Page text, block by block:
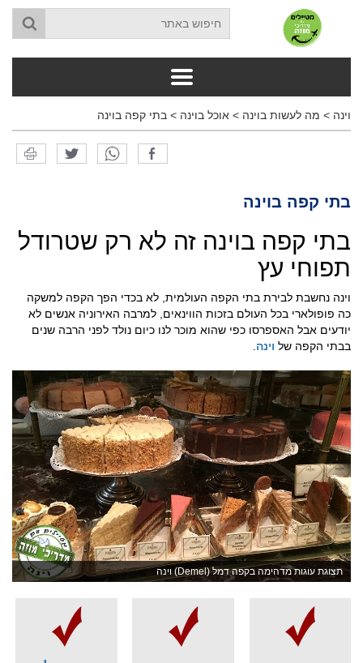
וינה > מה לעשות בוינה > אוכל בוינה > בתי קפה בוינה
בתי קפה בוינה
בתי קפה בוינה זה לא רק שטרודל
תפוחי עץ
וינה נחשבת לבירת בתי הקפה העולמית, לא בכדי הפך הקפה למשקה
כה פופולארי בכל העולם בזכות הווינאים, למרבה האירוניה אנשים לא
יודעים אבל האספרסו כפי שהוא מוכר לנו כיום נולד לפני הרבה שנים
בבתי הקפה של וינה
תצוגת עוגות מדהימה בקפה דמל (Demel) וינה